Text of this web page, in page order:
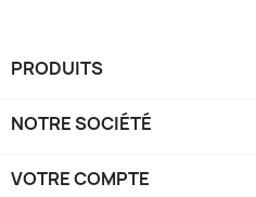
PRODUITS
NOTRE SOCIÉTÉ
VOTRE COMPTE